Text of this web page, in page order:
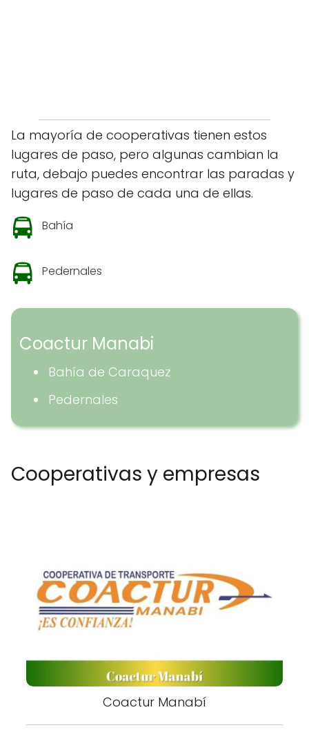
La mayoría de cooperativas tienen estos
lugares de paso, pero algunas cambian la
ruta, debajo puedes encontrar las paradas y
lugares de paso de cada una de ellas.
Bahía
Pedernales
Coactur Manabi
Bahía de Caraquez
Pedernales
Cooperativas y empresas
Coactur Manabí